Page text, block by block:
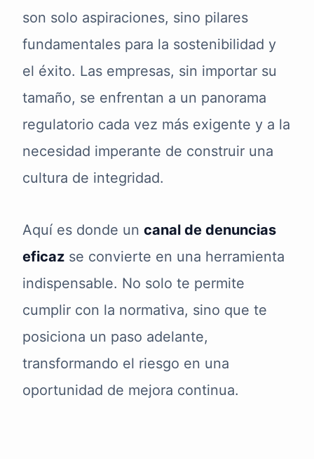
son solo aspiraciones, sino pilares
fundamentales para la sostenibilidad y
el éxito. Las empresas, sin importar su
tamaño, se enfrentan a un panorama
regulatorio cada vez más exigente y a la
necesidad imperante de construir una
cultura de integridad.
Aquí es donde un canal de denuncias
eficaz se convierte en una herramienta
indispensable. No solo te permite
cumplir con la normativa, sino que te
posiciona un paso adelante,
transformando el riesgo en una
oportunidad de mejora continua.